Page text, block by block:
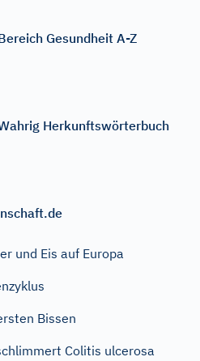
Gesundheit A-Z
Herkunftswörterbuch
und Eis auf Europa
Bissen
Colitis ulcerosa